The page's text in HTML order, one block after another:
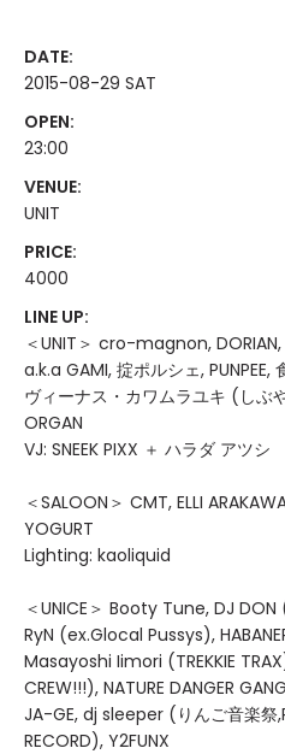
DATE:
2015-08-29 SAT
OPEN:
23:00
VENUE:
UNIT
PRICE:
4000
LINE UP:
＜UNIT＞ cro-magnon, DORIAN,
a.k.a GAMI, 掟ポルシェ,
ヴィーナス・カワムラユキ (しぶ
ORGAN
VJ: SNEEK PIXX ＋ ハラダ アツシ
＜SALOON＞ CMT, ELLI
YOGURT
Lighting: kaoliquid
＜UNICE＞ Booty Tune, DJ
RyN (ex.Glocal Pussys),
Masayoshi Iimori (TREKKIE
CREW!!!), NATURE DANGER
JA-GE, dj sleeper (りんご音楽
RECORD), Y2FUNX